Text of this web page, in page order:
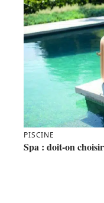
PISCINE
Spa : doit-on